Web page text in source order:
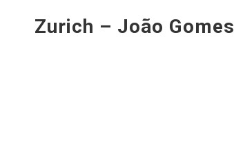
Zurich – João Gomes